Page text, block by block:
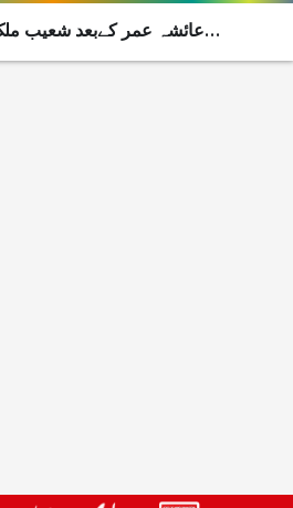
عائشہ عمر کےبعد شعیب